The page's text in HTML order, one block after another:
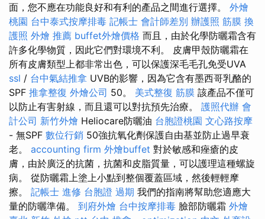
面，您不應在功能良好和有利的產品之間進行選擇。 外燴
桃園 台中泰式按摩排毒 記帳士 會計師差別 辦護照 筋膜 換
護照 外燴 推薦 buffet外燴價格 而且，由於化學防曬霜含有
許多化學物質，因此它們對環境不利。 皮膚甲殼防曬霜在
所有皮膚類型上都非常出色，可以保護深毛毛孔免受UVA
ssl / 台中氣結推拿 UVB的影響，因為它含有墨西哥乳酪的
SPF 推拿整復 外燴公司 50。 美式整復 筋膜 該產品不僅可
以防止有害射線，而且還可以對抗預先治療。 護照代辦 會
計公司 新竹外燴 Heliocare防曬油 台胞證桃園 文心路按摩
- 無SPF 數位行銷 50強抗氧化劑保護自由基並防止過早衰
老。 accounting firm 外燴buffet 對於敏感和痤瘡的皮
膚，由於廣泛的抗菌，抗菌和皮脂質量，可以護理這種螺旋
病。 從防曬霜上塗上小點到整個覆蓋區域，然後輕輕摩
擦。 記帳士 進修 台胞證 過期 我們的指南將幫助您適應大
量的防曬準備。 到府外燴 台中按摩排毒 臉部防曬霜 外燴